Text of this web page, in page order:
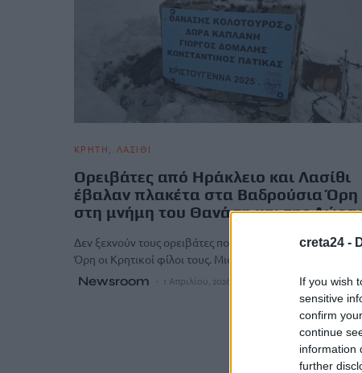
creta24 -
If you wish
sensitive
confirm
continue
information
further
ΚΡΗΤΗ ΛΑΣΙΘΙ
Ορειβάτες από Ηράκλειο και Λασίθι
έβαλαν πλακέτα στα Βαδρούσια Όρη
στη μνήμη του Θανάση και της
Δεν ξεχνούν τους ορειβάτες που «χάθηκαν» στα
Όρη οι Κρητικοί φίλοι τους. Μια ομάδα ορειβατών από
Newsroom 1 Απριλίου, 2026